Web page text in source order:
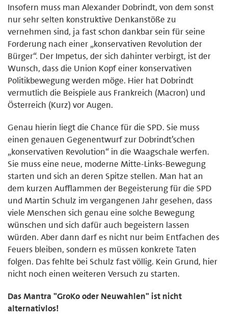
Insofern muss man Alexander Dobrindt, von dem sonst
nur sehr selten konstruktive Denkanstöße zu
vernehmen sind, ja fast schon dankbar sein für seine
Forderung nach einer „konservativen Revolution der
Bürger“. Der Impetus, der sich dahinter verbirgt, ist der
Wunsch, dass die Union Kopf einer konservativen
Politikbewegung werden möge. Hier hat Dobrindt
vermutlich die Beispiele aus Frankreich (Macron) und
Österreich (Kurz) vor Augen.
Genau hierin liegt die Chance für die SPD. Sie muss
einen genauen Gegenentwurf zur Dobrindt’schen
„konservativen Revolution“ in die Waagschale werfen.
Sie muss eine neue, moderne Mitte-Links-Bewegung
starten und sich an deren Spitze stellen. Man hat an
dem kurzen Aufflammen der Begeisterung für die SPD
und Martin Schulz im vergangenen Jahr gesehen, dass
viele Menschen sich genau eine solche Bewegung
wünschen und sich dafür auch begeistern lassen
würden. Aber dann darf es nicht nur beim Entfachen des
Feuers bleiben, sondern es müssen konkrete Taten
folgen. Das fehlte bei Schulz fast völlig. Kein Grund, hier
nicht noch einen weiteren Versuch zu starten.
Das Mantra "GroKo oder Neuwahlen" ist nicht
alternativlos!